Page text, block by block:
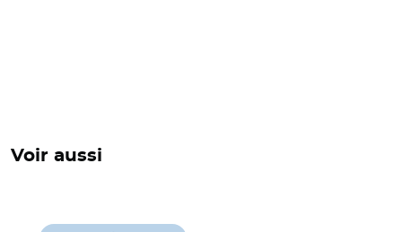
Voir aussi